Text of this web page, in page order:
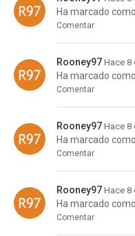
Ha marcado
Comentar
Rooney97 Hace 8
Ha marcado
Comentar
Rooney97 Hace 8
Ha marcado
Comentar
Rooney97 Hace 8
Ha marcado
Comentar